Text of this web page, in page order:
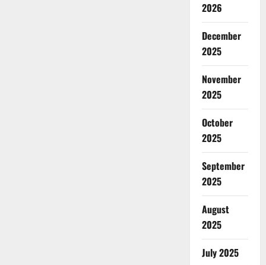
2026
December
2025
November
2025
October
2025
September
2025
August
2025
July 2025